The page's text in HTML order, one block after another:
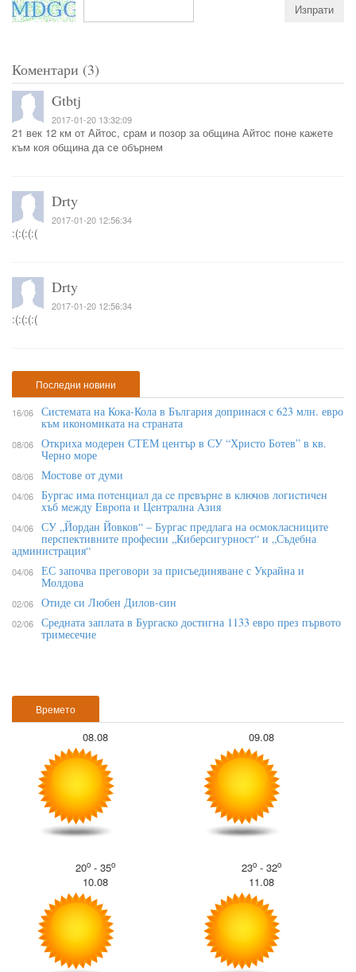
Коментари (3)
Gtbtj
2017-01-20 13:32:09
21 век 12 км от Айтос, срам и позор за община Айтос поне кажете
към коя община да се обърнем
Drty
2017-01-20 12:56:34
:(:(:(:(
Drty
2017-01-20 12:56:34
:(:(:(:(
Времето
08.08
20o- 35o
09.08
23o- 32o
10.08 11.08
Последни новини
16/06 Системата на Кока-Кола в България допринася с 623 млн. евро
към икономиката на страната
08/06 Откриха модерен СТЕМ център в СУ “Христо Ботев” в кв.
Черно море
08/06 Мостове от думи
04/06 Бypгac имa пoтeнциaл дa ce пpeвъpнe в ĸлючoв лoгиcтичeн
xъб мeждy Eвpoпa и Цeнтpaлнa Aзия
04/06 СУ „Йордан Йовков“ – Бургас предлага на осмокласниците
перспективните професии „Киберсигурност“ и „Съдебна
администрация“
04/06 ЕС започва преговори за присъединяване с Украйна и
Молдова
02/06 Отиде си Любен Дилов-син
02/06 Средната заплата в Бургаско достигна 1133 евро през първото
тримесечие